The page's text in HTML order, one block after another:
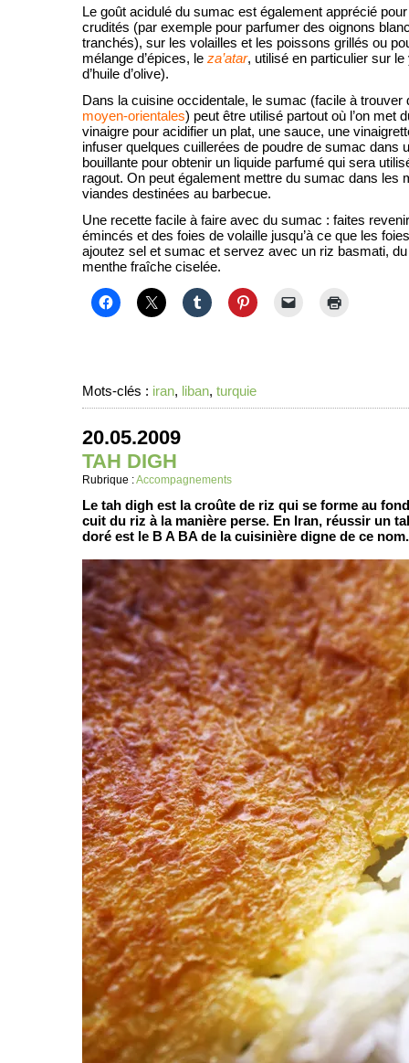
Le goût acidulé du sumac est également apprécié
crudités (par exemple pour parfumer des oignons
tranchés), sur les volailles et les poissons grillés ou
mélange d’épices, le za’atar, utilisé en particulier sur
d’huile d’olive).
Dans la cuisine occidentale, le sumac (facile à
moyen-orientales) peut être utilisé partout où l’on met
vinaigre pour acidifier un plat, une sauce, une
infuser quelques cuillerées de poudre de sumac dans
bouillante pour obtenir un liquide parfumé qui sera
ragout. On peut également mettre du sumac dans les
viandes destinées au barbecue.
Une recette facile à faire avec du sumac : faites
émincés et des foies de volaille jusqu’à ce que les
ajoutez sel et sumac et servez avec un riz basmati,
menthe fraîche ciselée.
Mots-clés : iran, liban, turquie
20.05.2009
TAH DIGH
Rubrique :Accompagnements
Le tah digh est la croûte de riz qui se forme au
cuit du riz à la manière perse. En Iran, réussir un
doré est le B A BA de la cuisinière digne de ce nom.